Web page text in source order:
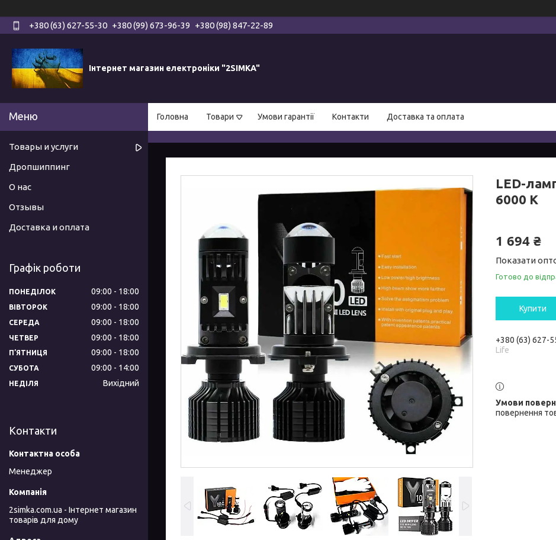
+380 (63) 627-55-30 +380 (99) 673-96-39 +380 (98) 847-22-89
Інтернет магазин електроніки "2SIMKA"
Головна Товари Умови гарантії Контакти Доставка та оплата
LED-
6000 K
1 694 ₴
Показати
Готово до
Купити
+380 (63) 627-
Life
повернення
Товары и услуги
Дропшиппинг
О нас
Отзывы
Доставка и оплата
Графік роботи
ПОНЕДІЛОК 09:00 18:00
ВІВТОРОК 09:00 18:00
СЕРЕДА 09:00 18:00
ЧЕТВЕР 09:00 18:00
ПʼЯТНИЦЯ 09:00 18:00
СУБОТА 09:00 14:00
НЕДІЛЯ Вихідний
Контакти
Менеджер
2simka.com.ua - Інтернет магазин
товарів для дому